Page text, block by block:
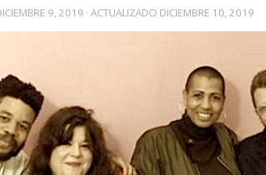
9, 2019 · ACTUALIZADO DICIEMBRE 10, 2019